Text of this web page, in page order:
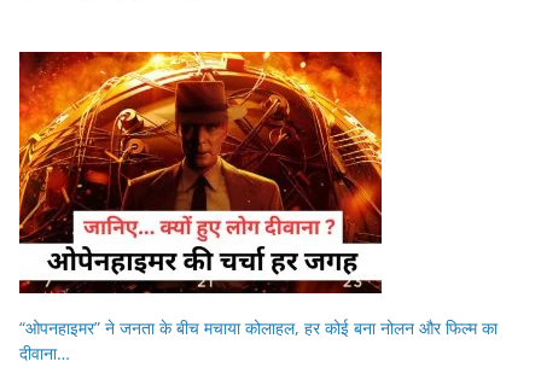
“ओपनहाइमर” ने जनता के बीच मचाया कोलाहल, हर कोई बना नोलन और फिल्म का
दीवाना…